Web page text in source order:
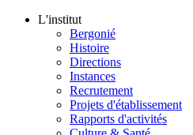
L'institut
Bergonié
Histoire
Directions
Instances
Recrutement
Projets d'établissement
Rapports d'activités